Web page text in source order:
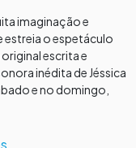
imaginação e
estreia o espetáculo
escrita e
inédita de Jéssica
e no domingo,